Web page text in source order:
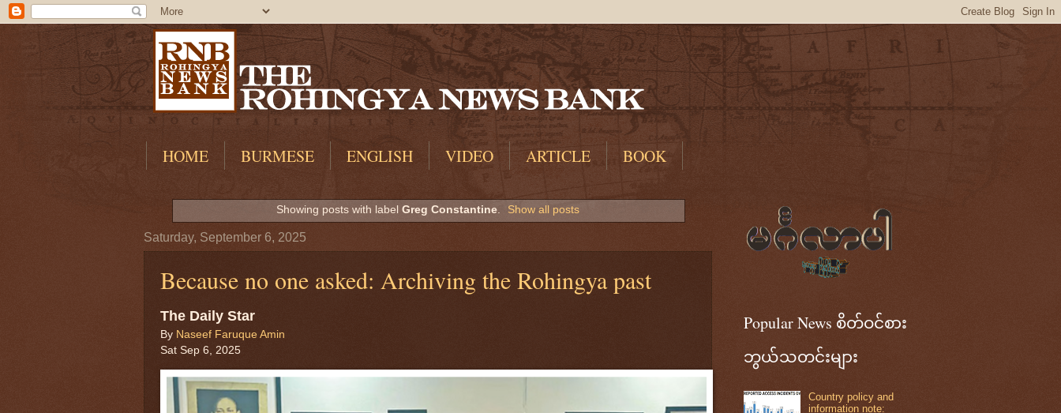
HOME BURMESE ENGLISH VIDEO ARTICLE BOOK
Showing posts with label Greg Constantine. Show all posts
Saturday, September 6, 2025
Because no one asked: Archiving the Rohingya past
The Daily Star
By Naseef Faruque Amin
Sat Sep 6, 2025
Popular News စိတ်ဝင်စား
ဘွယ်သတင်းများ
Country policy and
information note: